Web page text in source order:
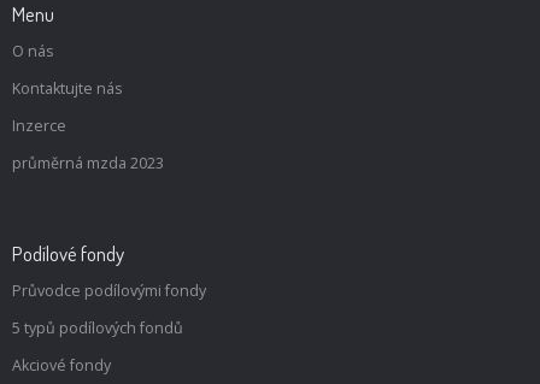
Menu
O nás
Kontaktujte nás
Inzerce
průměrná mzda 2023
Podílové fondy
Průvodce podílovými fondy
5 typů podílových fondů
Akciové fondy